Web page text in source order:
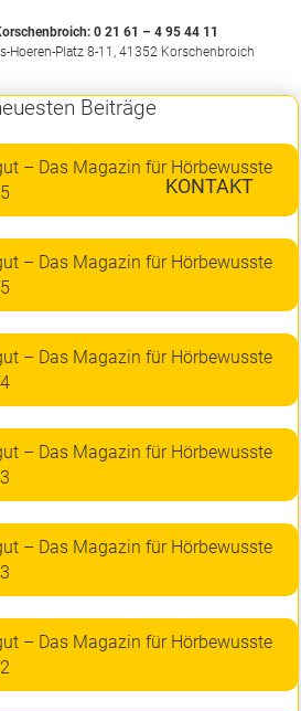
0 21 61 – 4 95 44 11
Hoeren-Platz 8-11, 41352 Korschenbroich
KONTAKT
Beiträge
– Das Magazin für Hörbewusste
– Das Magazin für Hörbewusste
– Das Magazin für Hörbewusste
– Das Magazin für Hörbewusste
– Das Magazin für Hörbewusste
– Das Magazin für Hörbewusste